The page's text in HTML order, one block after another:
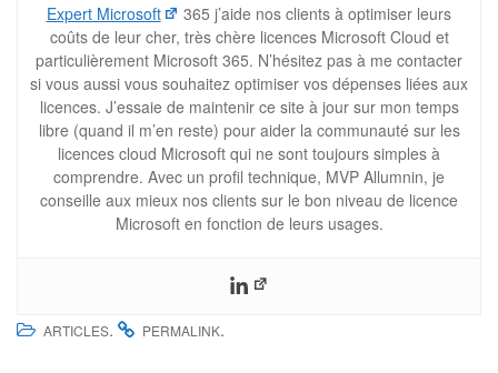
Expert Microsoft
365 j’aide nos clients à optimiser leurs
coûts de leur cher, très chère licences Microsoft Cloud et
particulièrement Microsoft 365. N’hésitez pas à me contacter
si vous aussi vous souhaitez optimiser vos dépenses liées aux
licences. J’essaie de maintenir ce site à jour sur mon temps
libre (quand il m’en reste) pour aider la communauté sur les
licences cloud Microsoft qui ne sont toujours simples à
comprendre. Avec un profil technique, MVP Allumnin, je
conseille aux mieux nos clients sur le bon niveau de licence
Microsoft en fonction de leurs usages.
ARTICLES. PERMALINK.